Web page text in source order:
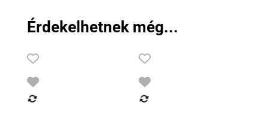
Érdekelhetnek még...